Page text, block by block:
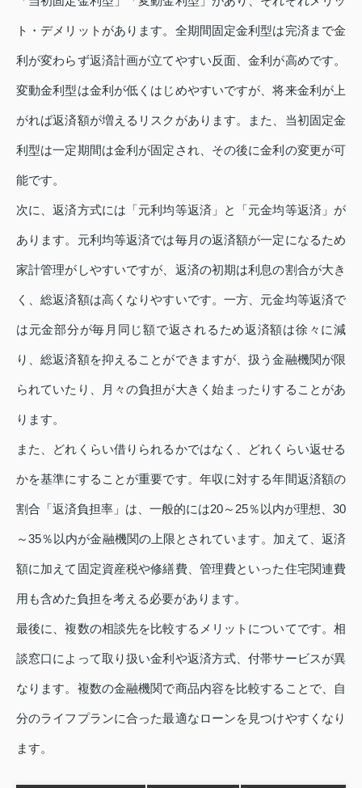
ト・デメリットがあります。全期間固定金利型は完済まで金
利が変わらず返済計画が立てやすい反面、金利が高めです。
変動金利型は金利が低くはじめやすいですが、将来金利が上
がれば返済額が増えるリスクがあります。また、当初固定金
利型は一定期間は金利が固定され、その後に金利の変更が可
能です。
次に、返済方式には「元利均等返済」と「元金均等返済」が
あります。元利均等返済では毎月の返済額が一定になるため
家計管理がしやすいですが、返済の初期は利息の割合が大き
く、総返済額は高くなりやすいです。一方、元金均等返済で
は元金部分が毎月同じ額で返されるため返済額は徐々に減
り、総返済額を抑えることができますが、扱う金融機関が限
られていたり、月々の負担が大きく始まったりすることがあ
ります。
また、どれくらい借りられるかではなく、どれくらい返せる
かを基準にすることが重要です。年収に対する年間返済額の
割合「返済負担率」は、一般的には20～25％以内が理想、30
～35％以内が金融機関の上限とされています。加えて、返済
額に加えて固定資産税や修繕費、管理費といった住宅関連費
用も含めた負担を考える必要があります。
最後に、複数の相談先を比較するメリットについてです。相
談窓口によって取り扱い金利や返済方式、付帯サービスが異
なります。複数の金融機関で商品内容を比較することで、自
分のライフプランに合った最適なローンを見つけやすくなり
ます。